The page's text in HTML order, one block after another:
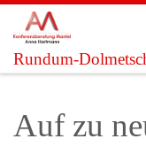
Zum Inhalt springen
Rundum-
Auf zu